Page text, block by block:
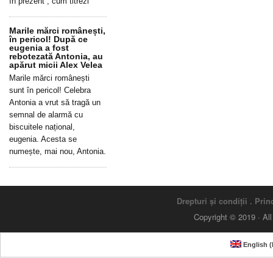
Marile mărci românești,
în pericol! După ce
eugenia a fost
rebotezată Antonia, au
apărut micii Alex Velea
Marile mărci românești
sunt în pericol! Celebra
Antonia a vrut să tragă un
semnal de alarmă cu
biscuitele național,
eugenia. Acesta se
numește, mai nou, Antonia.
Drepturi și condiții .
Copyright © 2019 ·
English (